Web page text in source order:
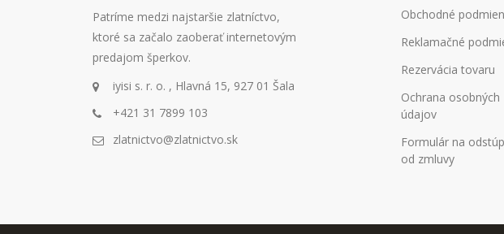
Patríme medzi najstaršie zlatníctvo,
ktoré sa začalo zaoberať internetovým
predajom šperkov.
iyisi s. r. o. , Hlavná 15, 927 01 Šala
+421 31 7899 103
zlatnictvo@zlatnictvo.sk
Obchodné
Reklamačné
Rezervácia tovaru
Ochrana osobných
údajov
Formulár na
od zmluvy